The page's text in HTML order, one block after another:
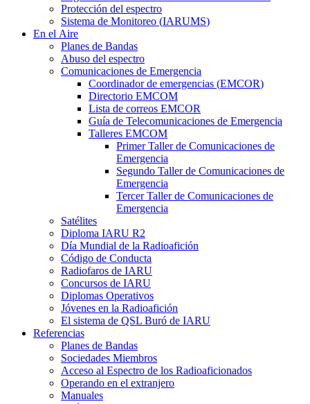
Protección del espectro
Sistema de Monitoreo (IARUMS)
En el Aire
Planes de Bandas
Abuso del espectro
Comunicaciones de Emergencia
Coordinador de emergencias (EMCOR)
Directorio EMCOM
Lista de correos EMCOR
Guía de Telecomunicaciones de Emergencia
Talleres EMCOM
Primer Taller de Comunicaciones de
Emergencia
Segundo Taller de Comunicaciones de
Emergencia
Tercer Taller de Comunicaciones de
Emergencia
Satélites
Diploma IARU R2
Día Mundial de la Radioafición
Código de Conducta
Radiofaros de IARU
Concursos de IARU
Diplomas Operativos
Jóvenes en la Radioafición
El sistema de QSL Buró de IARU
Referencias
Planes de Bandas
Sociedades Miembros
Acceso al Espectro de los Radioaficionados
Operando en el extranjero
Manuales